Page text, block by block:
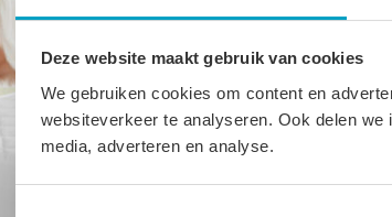
Deze website maakt gebruik van cookies
We gebruiken cookies om content en
websiteverkeer te analyseren. Ook delen
media, adverteren en analyse.